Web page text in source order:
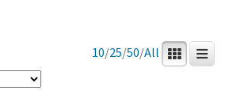
10/25/50/All